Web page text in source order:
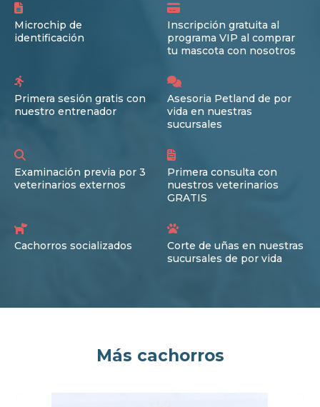
Microchip de
identificación
Inscripción gratuita al
programa VIP al comprar
tu mascota con nosotros
Primera sesión gratis con
nuestro entrenador
Asesoria Petland de por
vida en nuestras
sucursales
Examinación previa por 3
veterinarios externos
Primera consulta con
nuestros veterinarios
GRATIS
Cachorros socializados
Corte de uñas en nuestras
sucursales de por vida
Más cachorros